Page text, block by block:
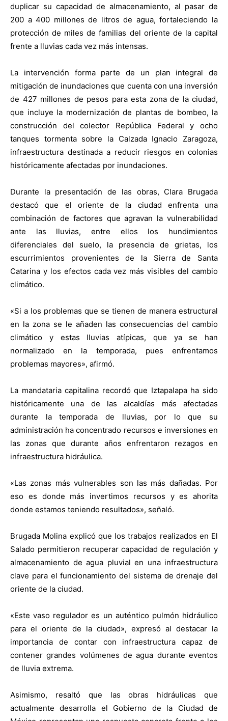
duplicar su capacidad de almacenamiento, al pasar de
200 a 400 millones de litros de agua, fortaleciendo la
protección de miles de familias del oriente de la capital
frente a lluvias cada vez más intensas.
La intervención forma parte de un plan integral de
mitigación de inundaciones que cuenta con una inversión
de 427 millones de pesos para esta zona de la ciudad,
que incluye la modernización de plantas de bombeo, la
construcción del colector República Federal y ocho
tanques tormenta sobre la Calzada Ignacio Zaragoza,
infraestructura destinada a reducir riesgos en colonias
históricamente afectadas por inundaciones.
Durante la presentación de las obras, Clara Brugada
destacó que el oriente de la ciudad enfrenta una
combinación de factores que agravan la vulnerabilidad
ante las lluvias, entre ellos los hundimientos
diferenciales del suelo, la presencia de grietas, los
escurrimientos provenientes de la Sierra de Santa
Catarina y los efectos cada vez más visibles del cambio
climático.
«Si a los problemas que se tienen de manera estructural
en la zona se le añaden las consecuencias del cambio
climático y estas lluvias atípicas, que ya se han
normalizado en la temporada, pues enfrentamos
problemas mayores», afirmó.
La mandataria capitalina recordó que Iztapalapa ha sido
históricamente una de las alcaldías más afectadas
durante la temporada de lluvias, por lo que su
administración ha concentrado recursos e inversiones en
las zonas que durante años enfrentaron rezagos en
infraestructura hidráulica.
«Las zonas más vulnerables son las más dañadas. Por
eso es donde más invertimos recursos y es ahorita
donde estamos teniendo resultados», señaló.
Brugada Molina explicó que los trabajos realizados en El
Salado permitieron recuperar capacidad de regulación y
almacenamiento de agua pluvial en una infraestructura
clave para el funcionamiento del sistema de drenaje del
oriente de la ciudad.
«Este vaso regulador es un auténtico pulmón hidráulico
para el oriente de la ciudad», expresó al destacar la
importancia de contar con infraestructura capaz de
contener grandes volúmenes de agua durante eventos
de lluvia extrema.
Asimismo, resaltó que las obras hidráulicas que
actualmente desarrolla el Gobierno de la Ciudad de